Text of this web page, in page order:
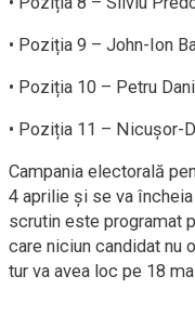
• Poziția 9 – John-Ion
• Poziția 10 – Petru
• Poziția 11 – Nicușor-
Campania electorală
4 aprilie și se va
scrutin este programat
care niciun candidat nu
tur va avea loc pe 18